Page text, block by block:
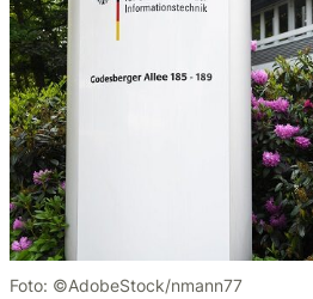
Foto: ©AdobeStock/nmann77